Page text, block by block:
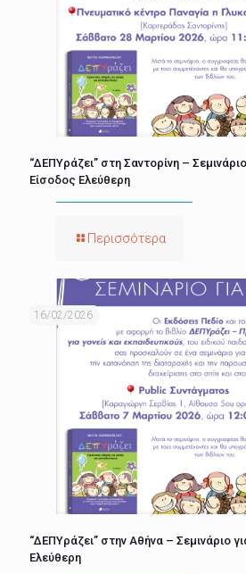
“ΔΕΠΥράζει” στη Σαντορίνη –
Είσοδος Ελεύθερη
Περισσότερα
16/02/2026
“ΔΕΠΥράζει” στην Αθήνα – Σεμινάριο
Ελεύθερη